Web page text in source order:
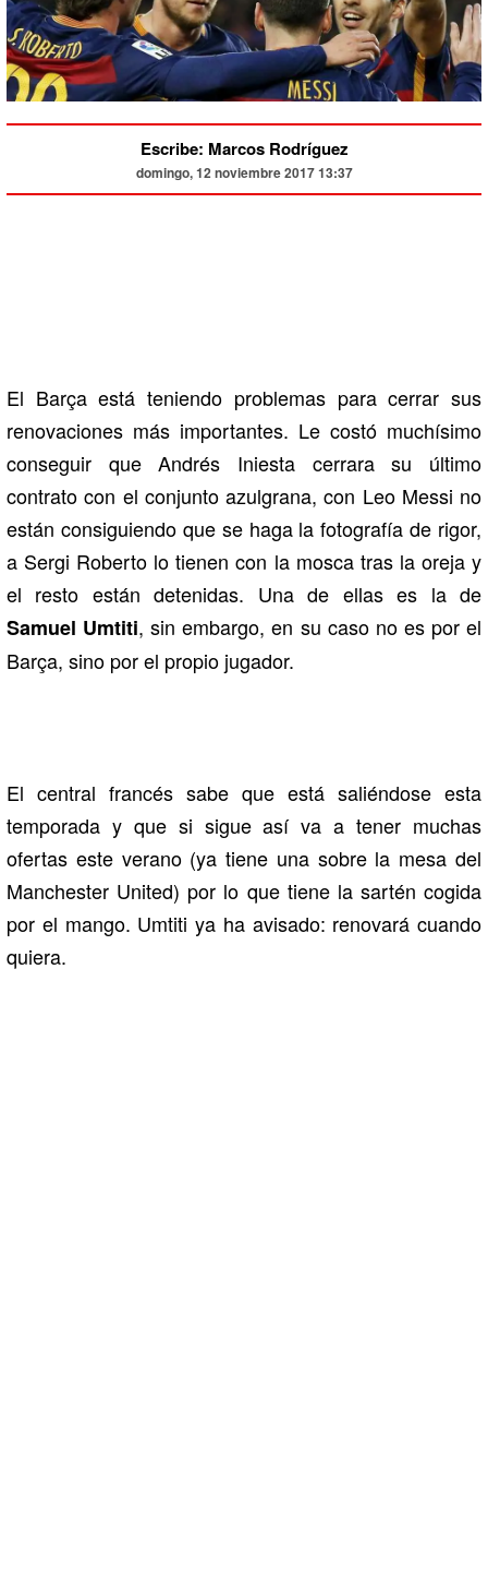
Escribe: Marcos Rodríguez
domingo, 12 noviembre 2017 13:37
El Barça está teniendo problemas para cerrar sus
renovaciones más importantes. Le costó muchísimo
conseguir queAndrés Iniesta cerrara su último
contrato con el conjunto azulgrana, con Leo Messi no
están consiguiendo que se haga la fotografía de rigor,
a Sergi Roberto lo tienen con la mosca tras la oreja y
el resto están detenidas. Una de ellas es la de
Samuel Umtiti, sin embargo, en su caso no es por el
Barça, sino por el propio jugador.
El central francés sabe que está saliéndose esta
temporada y que si sigue así va a tener muchas
ofertas este verano (ya tiene una sobre la mesa del
Manchester United) por lo que tiene la sartén cogida
por el mango. Umtiti ya ha avisado: renovará cuando
quiera.